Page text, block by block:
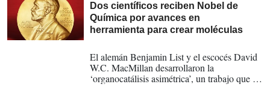
Dos científicos reciben Nobel de
Química por avances en
herramienta para crear moléculas
El alemán Benjamin List y el escocés David
W.C. MacMillan desarrollaron la
‘organocatálisis asimétrica’, un trabajo que ya